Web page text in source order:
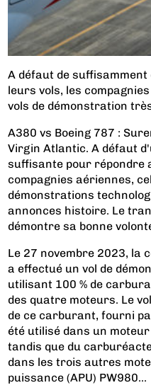
A défaut de suffisamment
leurs vols, les
vols de démonstration
A380 vs Boeing 787 :
Virgin Atlantic. A défaut
suffisante pour répondre
compagnies aériennes,
démonstrations
annonces histoire. Le
démontre sa bonne
Le 27 novembre 2023, la
a effectué un vol de
utilisant 100 % de
des quatre moteurs. Le
de ce carburant, fourni
été utilisé dans un moteur
tandis que du
dans les trois autres
puissance (APU) PW980...